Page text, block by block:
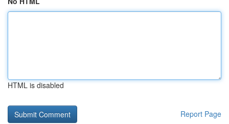
HTML is disabled
Report Page